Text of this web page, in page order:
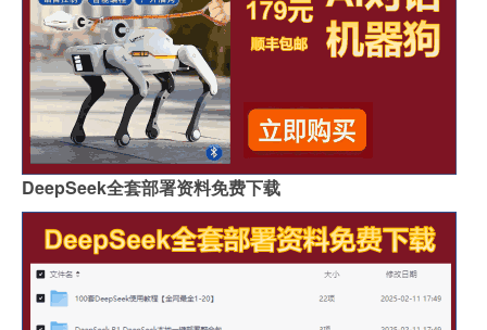
DeepSeek全套部署资料免费下载